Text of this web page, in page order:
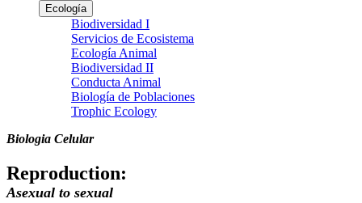
Ecología
Biodiversidad I
Servicios de Ecosistema
Ecología Animal
Biodiversidad II
Conducta Animal
Biología de Poblaciones
Trophic Ecology
Biologia Celular
Reproduction:
Asexual to sexual